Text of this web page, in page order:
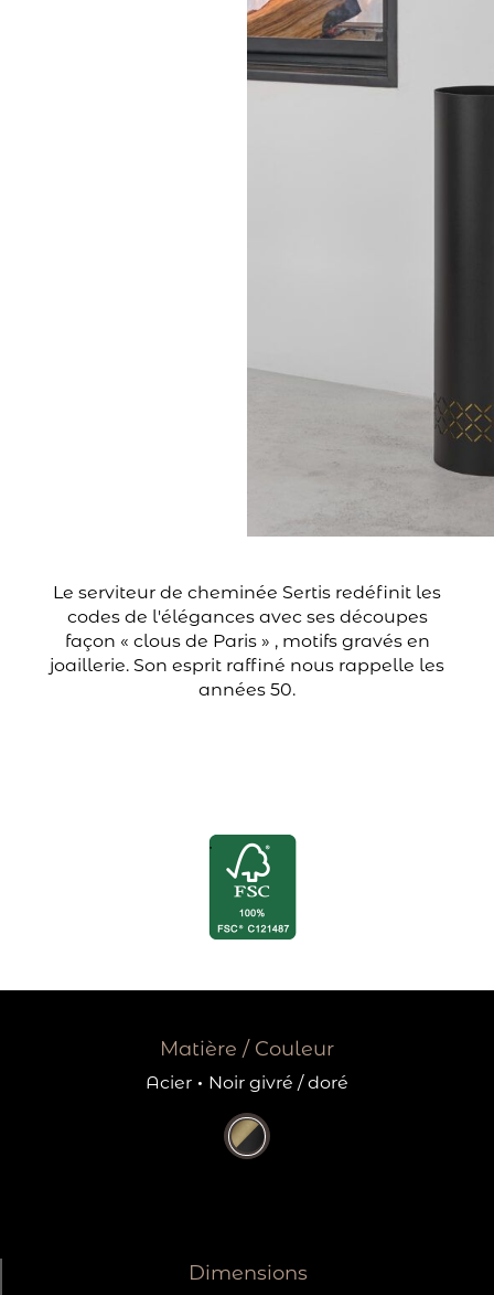
Le serviteur de cheminée Sertis redéfinit les
codes de l'élégances avec ses découpes
façon « clous de Paris » , motifs gravés en
joaillerie. Son esprit raffiné nous rappelle les
années 50.
Matière / Couleur
Acier · Noir givré / doré
Dimensions